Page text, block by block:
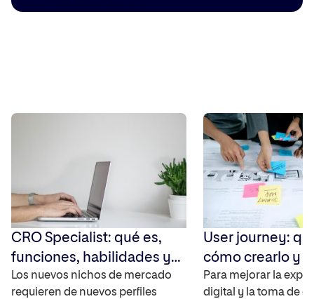
CRO Specialist: qué es,
funciones, habilidades y
cómo convertirte en uno
Los nuevos nichos de mercado
requieren de nuevos perfiles
User journey:
cómo crearlo y
Para mejorar la
digital y la toma de